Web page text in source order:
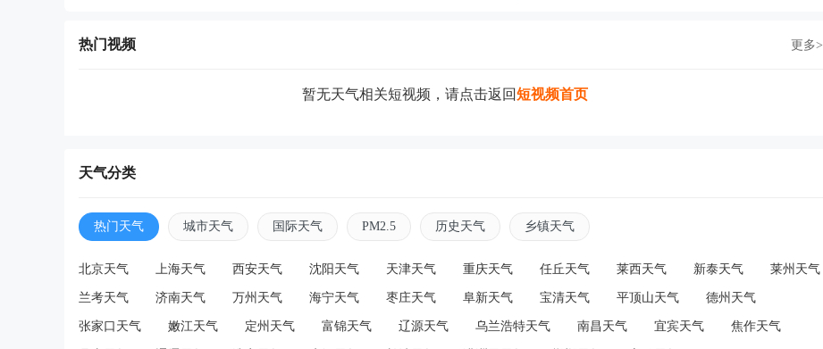
热门视频 更多>
暂无天气相关短视频，请点击返回短视频首页
天气分类
热门天气 城市天气 国际天气 PM2.5 历史天气 乡镇天气
北京天气 上海天气 西安天气 沈阳天气 天津天气 重庆天气 任丘天气 莱西天气 新泰天气 莱州天气
兰考天气 济南天气 万州天气 海宁天气 枣庄天气 阜新天气 宝清天气 平顶山天气 德州天气
张家口天气 嫩江天气 定州天气 富锦天气 辽源天气 乌兰浩特天气 南昌天气 宜宾天气 焦作天气